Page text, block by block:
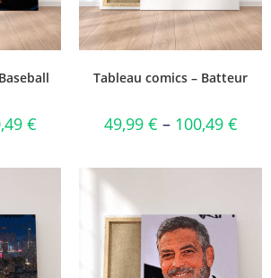
€
Tableau comics – Batteur
49,99 € – 100,49 €